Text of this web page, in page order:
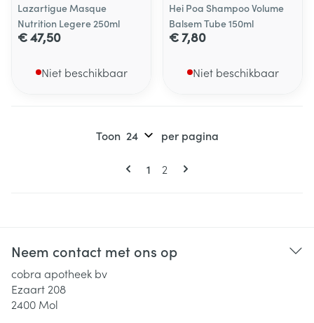
Lazartigue Masque
Nutrition Legere 250ml
€ 47,50
Niet beschikbaar
Hei Poa Shampoo Volume
Balsem Tube 150ml
€ 7,80
Niet beschikbaar
Pagina's
U lees momenteel pagina
1 Pagina
2
Toon per pagina
Neem contact met ons op
cobra apotheek bv
Ezaart 208
2400 Mol